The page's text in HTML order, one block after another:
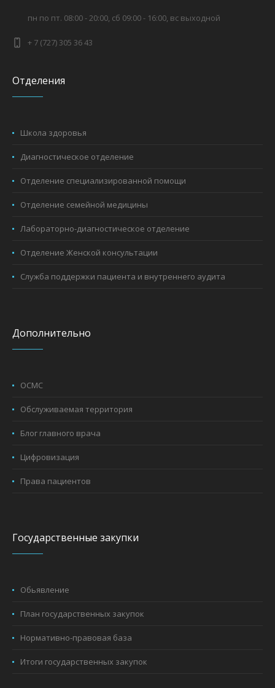
пн по пт. 08:00 - 20:00, сб 09:00 - 16:00, вс выходной
+ 7 (727) 305 36 43
Отделения
Школа здоровья
Диагностическое отделение
Отделение специализированной помощи
Отделение семейной медицины
Лабораторно-диагностическое отделение
Отделение Женской консультации
Служба поддержки пациента и внутреннего аудита
Дополнительно
ОСМС
Обслуживаемая территория
Блог главного врача
Цифровизация
Права пациентов
Государственные закупки
Обьявление
План государственных закупок
Нормативно-правовая база
Итоги государственных закупок